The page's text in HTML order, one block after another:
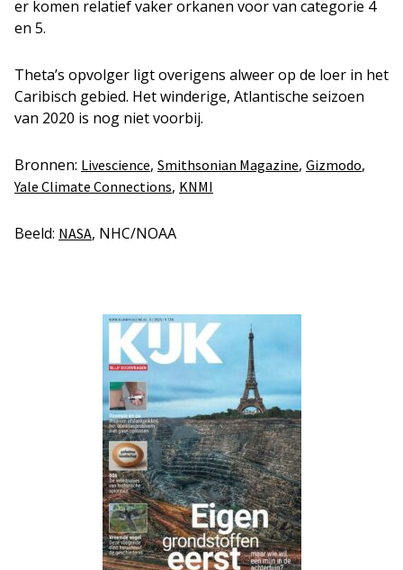
er komen relatief vaker orkanen voor van categorie 4
en 5.
Theta’s opvolger ligt overigens alweer op de loer in het
Caribisch gebied. Het winderige, Atlantische seizoen
van 2020 is nog niet voorbij.
Bronnen: Livescience, Smithsonian Magazine, Gizmodo,
Yale Climate Connections, KNMI
Beeld: NASA, NHC/NOAA